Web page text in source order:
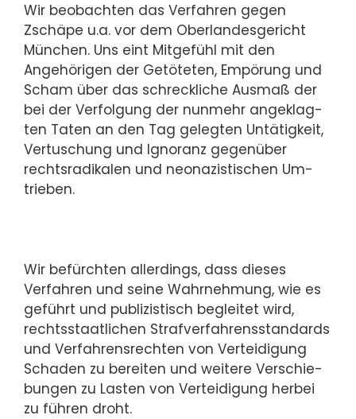
Wir beobachten das Verfahren ge­gen
Zschä­pe u.a. vor dem Ober­lan­des­ge­richt
München. Uns eint Mitgefühl mit den
Angehörigen der Ge­tö­te­ten, Em­pö­rung und
Scham über das schreck­li­che Ausmaß der
bei der Verfolgung der nunmehr an­ge­klag­
ten Taten an den Tag gelegten Un­tä­tig­keit,
Ver­tu­schung und Ignoranz gegenüber
rechtsradikalen und neonazistischen Um­
trie­ben.
Wir befürchten allerdings, dass dieses
Verfahren und seine Wahr­neh­mung, wie es
ge­führt und publizistisch begleitet wird,
rechts­staat­li­chen Straf­ver­fah­renss­tan­dards
und Verfahrensrechten von Verteidigung
Schaden zu be­rei­ten und weitere Ver­schie­
bun­gen zu Lasten von Verteidigung herbei
zu füh­ren droht.